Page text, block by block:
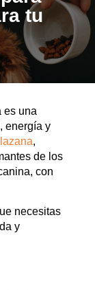
tu
es una
energía y
,
de los
con
necesitas
y